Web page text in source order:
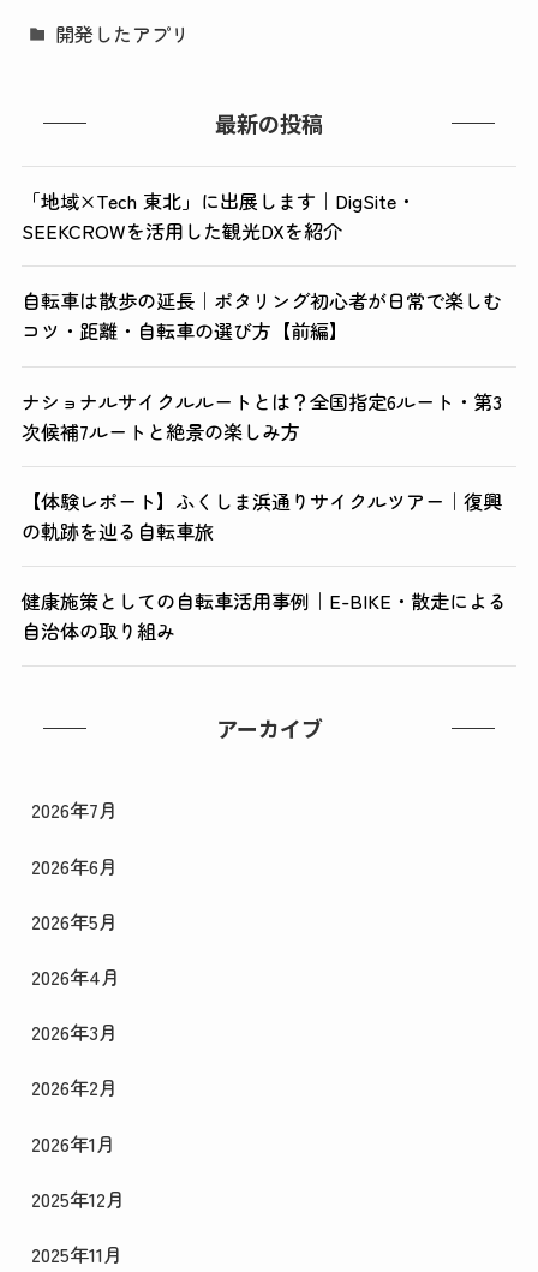
開発したアプリ
最新の投稿
「地域×Tech 東北」に出展します｜DigSite・
SEEKCROWを活用した観光DXを紹介
自転車は散歩の延長｜ポタリング初心者が日常で楽しむ
コツ・距離・自転車の選び方【前編】
ナショナルサイクルルートとは？全国指定6ルート・第3
次候補7ルートと絶景の楽しみ方
【体験レポート】ふくしま浜通りサイクルツアー｜復興
の軌跡を辿る自転車旅
健康施策としての自転車活用事例｜E-BIKE・散走による
自治体の取り組み
アーカイブ
2026年7月
2026年6月
2026年5月
2026年4月
2026年3月
2026年2月
2026年1月
2025年12月
2025年11月